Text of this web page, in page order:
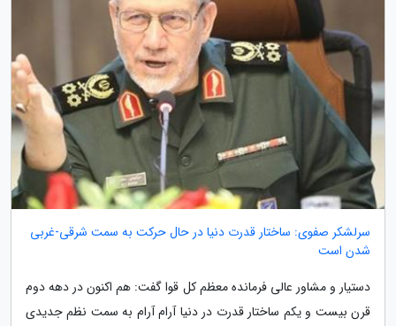
سرلشکر صفوی: ساختار قدرت دنیا در حال حرکت به سمت شرقی-غربی
شدن است
دستیار و مشاور عالی فرمانده معظم کل قوا گفت: هم اکنون در دهه دوم
قرن بیست و یکم ساختار قدرت در دنیا آرام آرام به سمت نظم جدیدی